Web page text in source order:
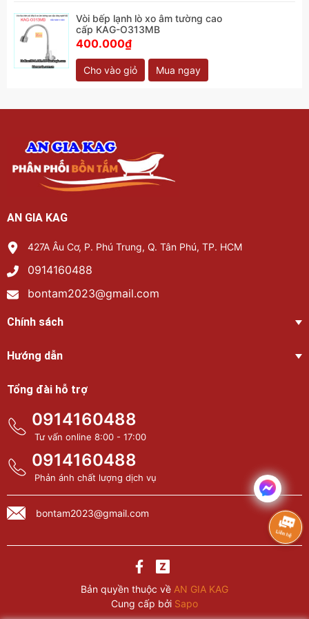
Vòi bếp lạnh lò xo âm tường cao
cấp KAG-O313MB
400.000₫
Cho vào giỏ Mua ngay
AN GIA KAG
427A Âu Cơ, P. Phú Trung, Q. Tân Phú, TP. HCM
0914160488
bontam2023@gmail.com
Chính sách
Hướng dẫn
Tổng đài hỗ trợ
0914160488
Tư vấn online 8:00 - 17:00
0914160488
Phản ánh chất lượng dịch vụ
bontam2023@gmail.com
Bản quyền thuộc về AN GIA KAG
Cung cấp bởi Sapo